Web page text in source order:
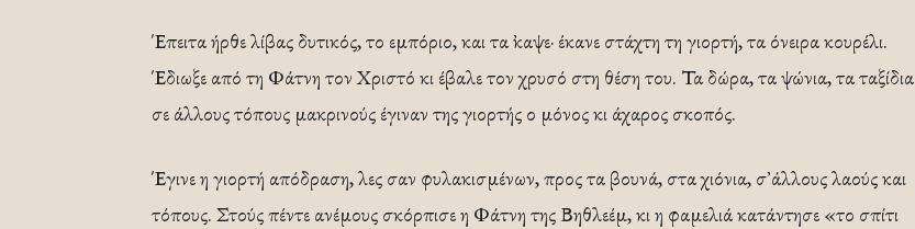
Έπειτα ήρθε λίβας δυτικός, το εμπόριο, και τα ᾿καψε· έκανε στάχτη τη γιορτή, τα όνειρα κουρέλι.
Έδιωξε από τη Φάτνη τον Χριστό κι έβαλε τον χρυσό στη θέση του. Τα δώρα, τα ψώνια, τα ταξίδια
σε άλλους τόπους μακρινούς έγιναν της γιορτής ο μόνος κι άχαρος σκοπός.
Έγινε η γιορτή απόδραση, λες σαν φυλακισμένων, προς τα βουνά, στα χιόνια, σ᾿ άλλους λαούς και
τόπους. Στούς πέντε ανέμους σκόρπισε η Φάτνη της Βηθλεέμ, κι η φαμελιά κατάντησε «το σπίτι